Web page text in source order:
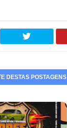
DESTAS POSTAGENS